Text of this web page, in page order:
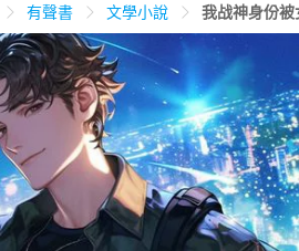
糕 養生保健 民生用品
運動休閒 親子玩具
有聲書 文學小說 我战神身份